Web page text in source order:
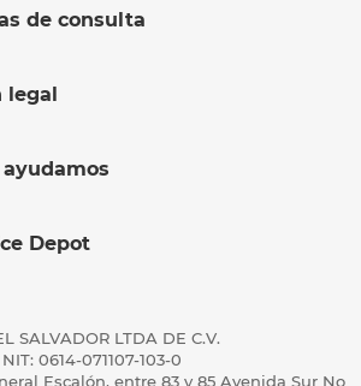
de consulta
legal
Depot
SALVADOR LTDA DE C.V.
NIT: 0614-071107-103-0
Escalón, entre 83 y 85 Avenida Sur No